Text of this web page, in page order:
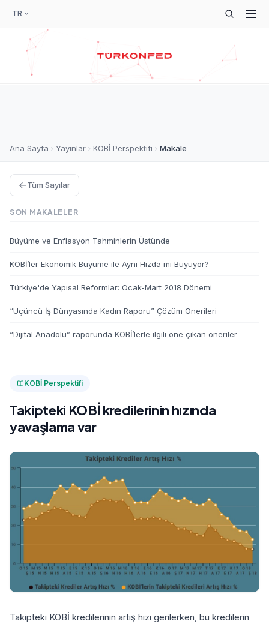
TR
Ana Sayfa Yayınlar KOBİ Perspektifi Makale
KOBİ Perspektifi
Takipteki KOBİ kredilerinin hızında
yavaşlama var
Takipteki KOBİ kredilerinin artış hızı gerilerken, bu kredilerin
Tüm Sayılar
SON MAKALELER
Büyüme ve Enflasyon Tahminlerin Üstünde
KOBİ’ler Ekonomik Büyüme ile Aynı Hızda mı Büyüyor?
Türkiye'de Yapısal Reformlar: Ocak-Mart 2018 Dönemi
“Üçüncü İş Dünyasında Kadın Raporu” Çözüm Önerileri
“Dijital Anadolu” raporunda KOBİ’lerle ilgili öne çıkan öneriler